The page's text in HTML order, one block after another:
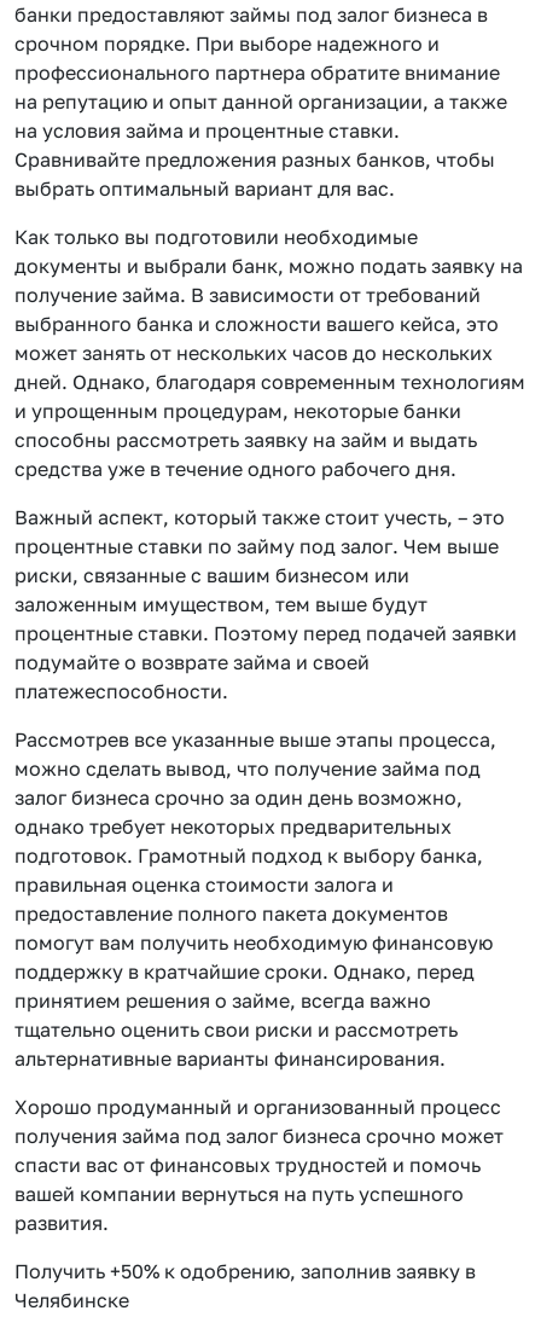
банки предоставляют займы под залог бизнеса в
срочном порядке. При выборе надежного и
профессионального партнера обратите внимание
на репутацию и опыт данной организации, а также
на условия займа и процентные ставки.
Сравнивайте предложения разных банков, чтобы
выбрать оптимальный вариант для вас.
Как только вы подготовили необходимые
документы и выбрали банк, можно подать заявку на
получение займа. В зависимости от требований
выбранного банка и сложности вашего кейса, это
может занять от нескольких часов до нескольких
дней. Однако, благодаря современным технологиям
и упрощенным процедурам, некоторые банки
способны рассмотреть заявку на займ и выдать
средства уже в течение одного рабочего дня.
Важный аспект, который также стоит учесть, – это
процентные ставки по займу под залог. Чем выше
риски, связанные с вашим бизнесом или
заложенным имуществом, тем выше будут
процентные ставки. Поэтому перед подачей заявки
подумайте о возврате займа и своей
платежеспособности.
Рассмотрев все указанные выше этапы процесса,
можно сделать вывод, что получение займа под
залог бизнеса срочно за один день возможно,
однако требует некоторых предварительных
подготовок. Грамотный подход к выбору банка,
правильная оценка стоимости залога и
предоставление полного пакета документов
помогут вам получить необходимую финансовую
поддержку в кратчайшие сроки. Однако, перед
принятием решения о займе, всегда важно
тщательно оценить свои риски и рассмотреть
альтернативные варианты финансирования.
Хорошо продуманный и организованный процесс
получения займа под залог бизнеса срочно может
спасти вас от финансовых трудностей и помочь
вашей компании вернуться на путь успешного
развития.
Получить +50% к одобрению, заполнив заявку в
Челябинске